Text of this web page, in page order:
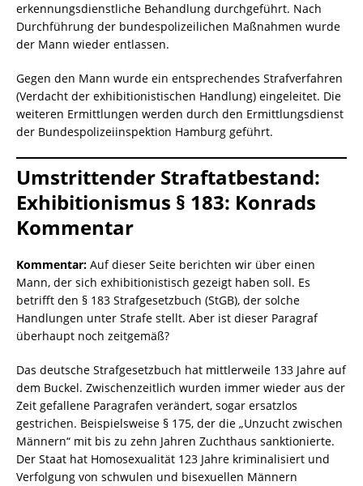
erkennungsdienstliche Behandlung durchgeführt. Nach
Durchführung der bundespolizeilichen Maßnahmen wurde
der Mann wieder entlassen.
Gegen den Mann wurde ein entsprechendes Strafverfahren
(Verdacht der exhibitionistischen Handlung) eingeleitet. Die
weiteren Ermittlungen werden durch den Ermittlungsdienst
der Bundespolizeiinspektion Hamburg geführt.
Umstrittender Straftatbestand:
Exhibitionismus § 183: Konrads
Kommentar
Kommentar: Auf dieser Seite berichten wir über einen
Mann, der sich exhibitionistisch gezeigt haben soll. Es
betrifft den § 183 Strafgesetzbuch (StGB), der solche
Handlungen unter Strafe stellt. Aber ist dieser Paragraf
überhaupt noch zeitgemäß?
Das deutsche Strafgesetzbuch hat mittlerweile 133 Jahre auf
dem Buckel. Zwischenzeitlich wurden immer wieder aus der
Zeit gefallene Paragrafen verändert, sogar ersatzlos
gestrichen. Beispielsweise § 175, der die „Unzucht zwischen
Männern“ mit bis zu zehn Jahren Zuchthaus sanktionierte.
Der Staat hat Homosexualität 123 Jahre kriminalisiert und
Verfolgung von schwulen und bisexuellen Männern